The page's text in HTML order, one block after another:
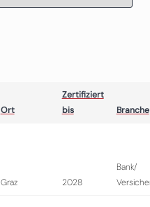
Ort
Zertifiziert
bis
Branche
Graz 2028
Bank/